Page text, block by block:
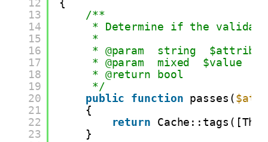
12
13
14
15
16
17
18
19
20
21
22
23
{
/**
* Determine if the
*
* @param  string
* @param  mixed  $value
* @return bool
*/
public
function passes(
{
return
}